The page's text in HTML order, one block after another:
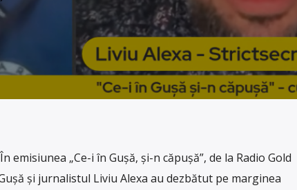
emisiunea „Ce-i în Gușă, și-n căpușă”, de la Radio Gold
și jurnalistul Liviu Alexa au dezbătut pe marginea